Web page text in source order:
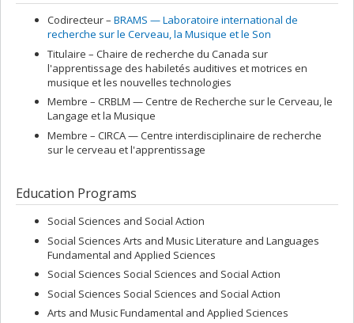
Codirecteur – BRAMS — Laboratoire international de
recherche sur le Cerveau, la Musique et le Son
Titulaire – Chaire de recherche du Canada sur
l'apprentissage des habiletés auditives et motrices en
musique et les nouvelles technologies
Membre – CRBLM — Centre de Recherche sur le Cerveau, le
Langage et la Musique
Membre – CIRCA — Centre interdisciplinaire de recherche
sur le cerveau et l'apprentissage
Education Programs
Social Sciences and Social Action
Social Sciences Arts and Music Literature and Languages
Fundamental and Applied Sciences
Social Sciences Social Sciences and Social Action
Social Sciences Social Sciences and Social Action
Arts and Music Fundamental and Applied Sciences